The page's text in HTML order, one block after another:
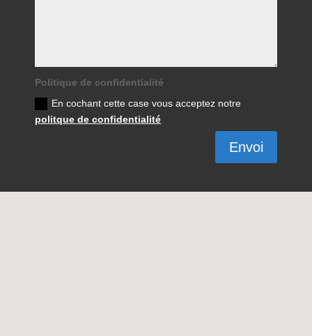
Politique de confidentialité
En cochant cette case vous acceptez notre
politque de confidentialité
Envoi